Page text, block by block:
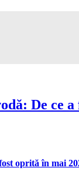
De ce
oprită în mai